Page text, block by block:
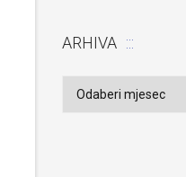
ARHIVA
Arhiva